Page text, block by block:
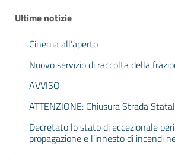
Ultime notizie
Cinema all’aperto
Nuovo servizio di raccolta della
AVVISO
ATTENZIONE: Chiusura Strada
Decretato lo stato di eccezionale
propagazione e l’innesto di incendi